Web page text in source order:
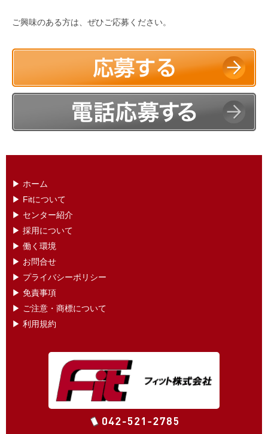
ご興味のある方は、ぜひご応募ください。
▶︎ ホーム
▶ ︎Fitについて
▶ センター紹介
▶ 採用について
▶ 働く環境
▶ お問合せ
▶ プライバシーポリシー
▶ 免責事項
▶ ご注意・商標について
▶ 利用規約